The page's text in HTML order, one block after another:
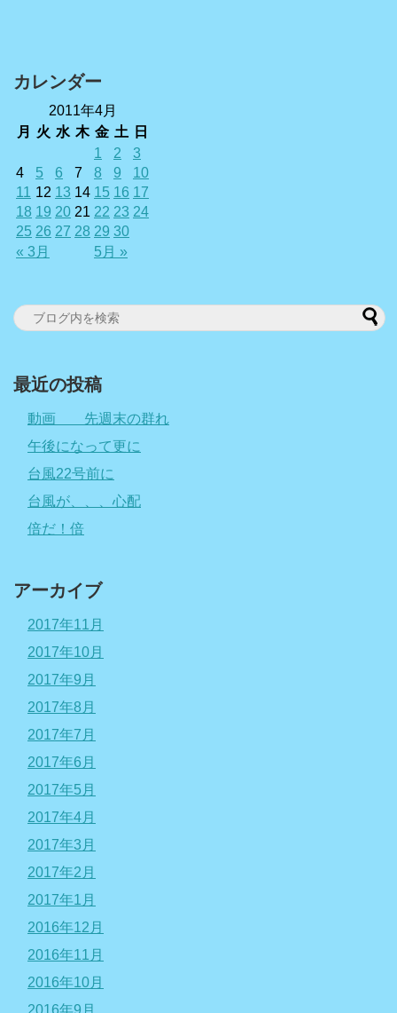
カレンダー
2011年4月
月
火 水 木 金 土 日
« 3月 5月 »
1 2
3
4
5 6 7 8 9
10
11 12 13 14 15 16 17
18 19 20 21 22 23 24
25 26 27 28 29 30
最近の投稿
動画 先週末の群れ
午後になって更に
台風22号前に
台風が、、、心配
倍だ！倍
アーカイブ
2017年11月
2017年10月
2017年9月
2017年8月
2017年7月
2017年6月
2017年5月
2017年4月
2017年3月
2017年2月
2017年1月
2016年12月
2016年11月
2016年10月
2016年9月